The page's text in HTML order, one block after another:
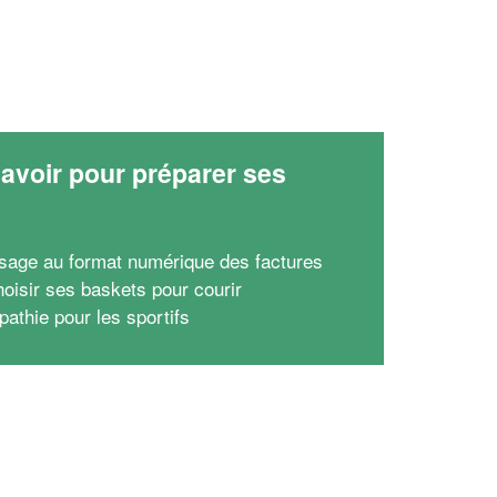
pour préparer ses
au format numérique des factures
ses baskets pour courir
pour les sportifs